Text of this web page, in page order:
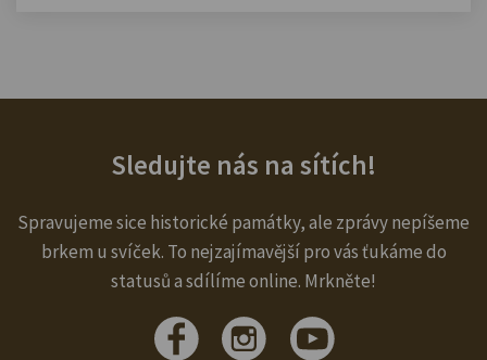
Sledujte nás na sítích!
Spravujeme sice historické památky, ale zprávy nepíšeme
brkem u svíček. To nejzajímavější pro vás ťukáme do
statusů a sdílíme online. Mrkněte!